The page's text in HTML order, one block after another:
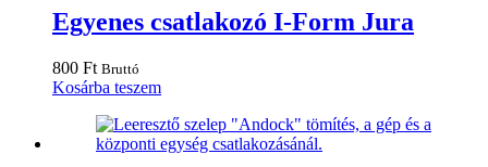
Egyenes csatlakozó I-Form Jura
800 Ft Bruttó
Kosárba teszem